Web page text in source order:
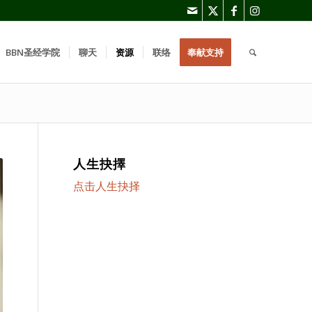
BBN圣经学院 聊天 资源 联络 奉献支持
人生抉擇
点击人生抉择